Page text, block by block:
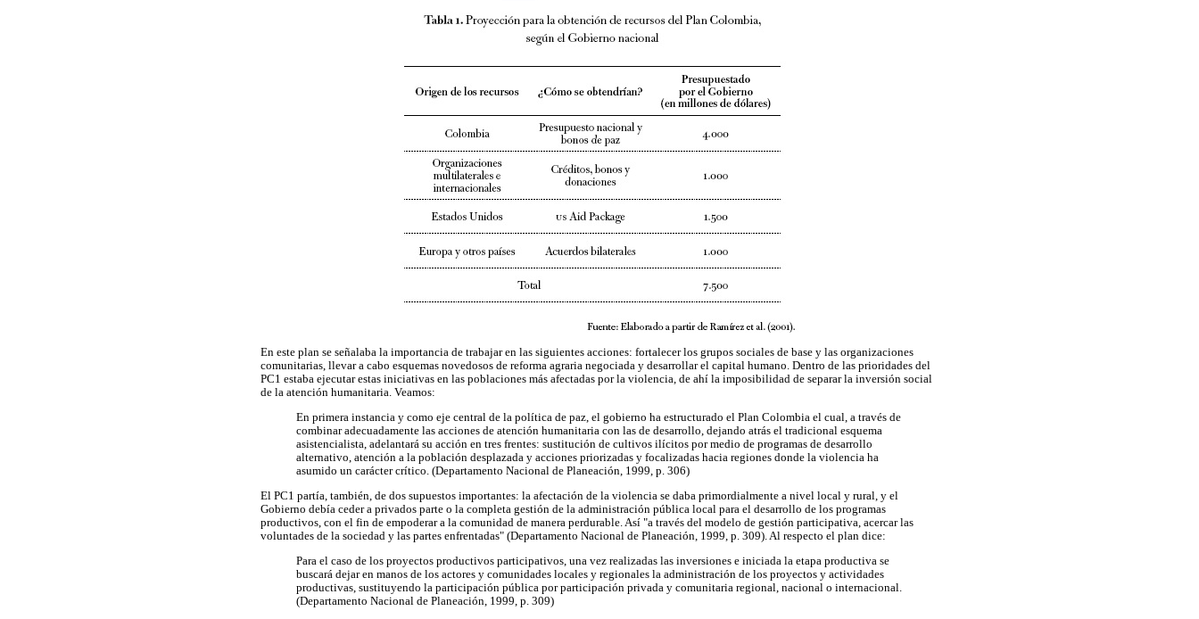
En este plan se señalaba la importancia de trabajar en las siguientes acciones: fortalecer los grupos sociales de base y las organizaciones
comunitarias, llevar a cabo esquemas novedosos de reforma agraria negociada y desarrollar el capital humano. Dentro de las prioridades del
PC1 estaba ejecutar estas iniciativas en las poblaciones más afectadas por la violencia, de ahí la imposibilidad de separar la inversión social
de la atención humanitaria. Veamos:
En primera instancia y como eje central de la política de paz, el gobierno ha estructurado el Plan Colombia el cual, a través de
combinar adecuadamente las acciones de atención humanitaria con las de desarrollo, dejando atrás el tradicional esquema
asistencialista, adelantará su acción en tres frentes: sustitución de cultivos ilícitos por medio de programas de desarrollo
alternativo, atención a la población desplazada y acciones priorizadas y focalizadas hacia regiones donde la violencia ha
asumido un carácter crítico. (Departamento Nacional de Planeación, 1999, p. 306)
El PC1 partía, también, de dos supuestos importantes: la afectación de la violencia se daba primordialmente a nivel local y rural, y el
Gobierno debía ceder a privados parte o la completa gestión de la administración pública local para el desarrollo de los programas
productivos, con el fin de empoderar a la comunidad de manera perdurable. Así "a través del modelo de gestión participativa, acercar las
voluntades de la sociedad y las partes enfrentadas" (Departamento Nacional de Planeación, 1999, p. 309). Al respecto el plan dice:
Para el caso de los proyectos productivos participativos, una vez realizadas las inversiones e iniciada la etapa productiva se
buscará dejar en manos de los actores y comunidades locales y regionales la administración de los proyectos y actividades
productivas, sustituyendo la participación pública por participación privada y comunitaria regional, nacional o internacional.
(Departamento Nacional de Planeación, 1999, p. 309)